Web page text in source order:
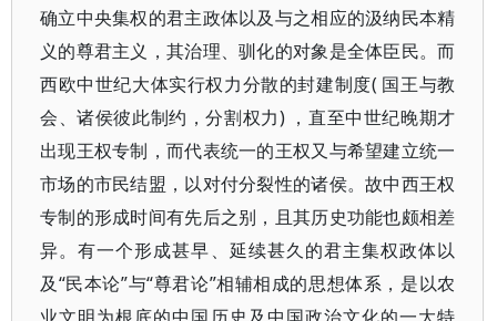
确立中央集权的君主政体以及与之相应的汲纳民本精
义的尊君主义，其治理、驯化的对象是全体臣民。而
西欧中世纪大体实行权力分散的封建制度( 国王与教
会、诸侯彼此制约，分割权力) ，直至中世纪晚期才
出现王权专制，而代表统一的王权又与希望建立统一
市场的市民结盟，以对付分裂性的诸侯。故中西王权
专制的形成时间有先后之别，且其历史功能也颇相差
异。有一个形成甚早、延续甚久的君主集权政体以
及“民本论”与“尊君论”相辅相成的思想体系，是以农